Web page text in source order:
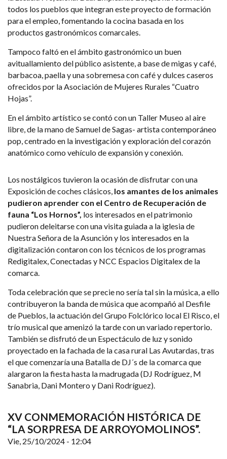
todos los pueblos que integran este proyecto de formación
para el empleo, fomentando la cocina basada en los
productos gastronómicos comarcales.
Tampoco faltó en el ámbito gastronómico un buen
avituallamiento del público asistente, a base de migas y café,
barbacoa, paella y una sobremesa con café y dulces caseros
ofrecidos por la Asociación de Mujeres Rurales “Cuatro
Hojas”.
En el ámbito artístico se contó con un Taller Museo al aire
libre, de la mano de Samuel de Sagas- artista contemporáneo
pop, centrado en la investigación y exploración del corazón
anatómico como vehículo de expansión y conexión.
Los nostálgicos tuvieron la ocasión de disfrutar con una
Exposición de coches clásicos, los amantes de los animales
pudieron aprender con el Centro de Recuperación de
fauna “Los Hornos”, los interesados en el patrimonio
pudieron deleitarse con una visita guiada a la iglesia de
Nuestra Señora de la Asunción y los interesados en la
digitalización contaron con los técnicos de los programas
Redigitalex, Conectadas y NCC Espacios Digitalex de la
comarca.
Toda celebración que se precie no sería tal sin la música, a ello
contribuyeron la banda de música que acompañó al Desfile
de Pueblos, la actuación del Grupo Folclórico local El Risco, el
trío musicalque amenizó la tarde con un variado repertorio.
También se disfrutó de un Espectáculo de luz y sonido
proyectado en la fachada de la casa rural Las Avutardas, tras
el que comenzaría una Batalla de DJ´s de la comarca que
alargaron la fiesta hasta la madrugada (DJ Rodríguez, M
Sanabria, Dani Montero y Dani Rodríguez).
XV CONMEMORACIÓN HISTÓRICA DE
“LA SORPRESA DE ARROYOMOLINOS”.
Vie, 25/10/2024 - 12:04